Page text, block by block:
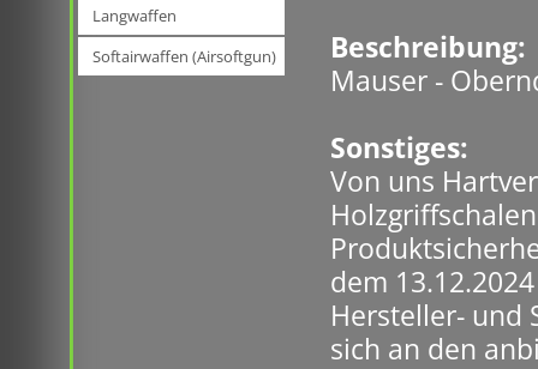
Langwaffen
Softairwaffen (Airsoftgun)
Beschreibung:
Mauser -
Sonstiges:
Von uns
dem
Hersteller- und
sich an den